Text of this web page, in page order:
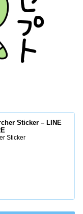
Sticker – LINE
Sticker